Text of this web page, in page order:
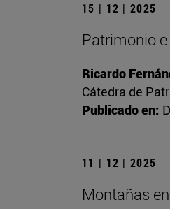
15 | 12 | 2025
Patrimonio
Ricardo
Cátedra de
Publicado en:
11 | 12 | 2025
Montañas